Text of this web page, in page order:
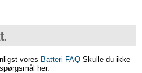
vores Batteri FAQ Skulle du ikke
her.